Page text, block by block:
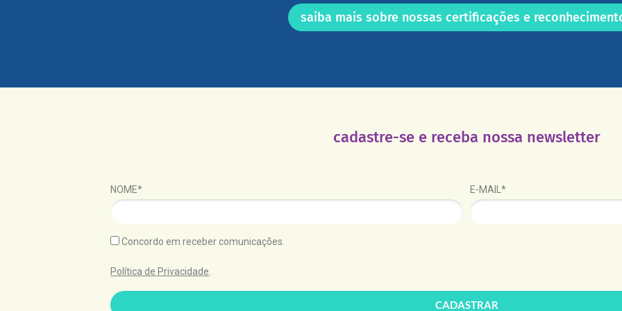
saiba mais sobre nossas certificações e
cadastre-se e receba nossa newsletter
NOME* E-MAIL*
Concordo em receber comunicações.
Política de Privacidade.
CADASTRAR